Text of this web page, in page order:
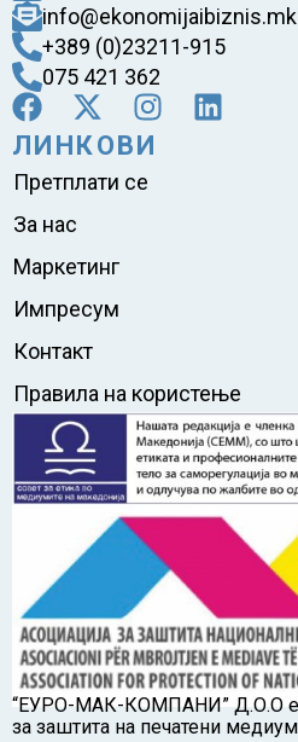
info@ekonomijaibiznis.mk
+389 (0)23211-915
075 421 362
ЛИНКОВИ
Претплати се
За нас
Маркетинг
Импресум
Контакт
Правила на користење
“ЕУРО-МАК-КОМПАНИ” Д.О.О е
за заштита на печатени